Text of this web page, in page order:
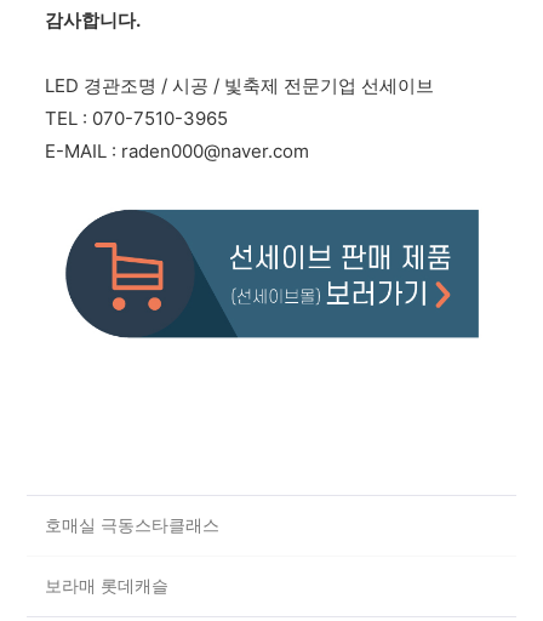
감사합니다.
LED 경관조명 / 시공 / 빛축제 전문기업 선세이브
TEL : 070-7510-3965
E-MAIL : raden000@naver.com
호매실 극동스타클래스
보라매 롯데캐슬